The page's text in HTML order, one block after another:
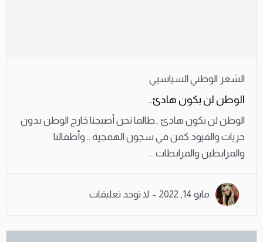
الشعر الوطني السياسيي
الوطن لن بكون هادئ..
الوطن لن يكون هادئ ..طالما نحن أصبحنا خارج الوطن بدون
حريات والقيود كمن في سجون الهمجية .. وأطفالنا
والمرابطين والمرابطات ...
مايو 14, 2022 لا توجد تعليقات